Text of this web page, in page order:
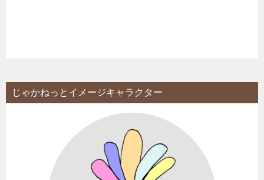
じゃかねっとイメージキャラクター